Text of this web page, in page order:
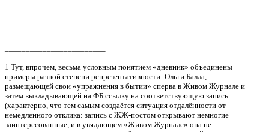
1 Тут, впрочем, весьма условным понятием «дневник» объединены
примеры разной степени репрезентативности: Ольги Балла,
размещающей свои «упражнения в бытии» сперва в Живом Журнале и
затем выкладывающей на ФБ ссылку на соответствующую запись
(характерно, что тем самым создаётся ситуация отдалённости от
немедленного отклика: запись с ЖЖ-постом открывают немногие
заинтересованные, и в увядающем «Живом Журнале» она не